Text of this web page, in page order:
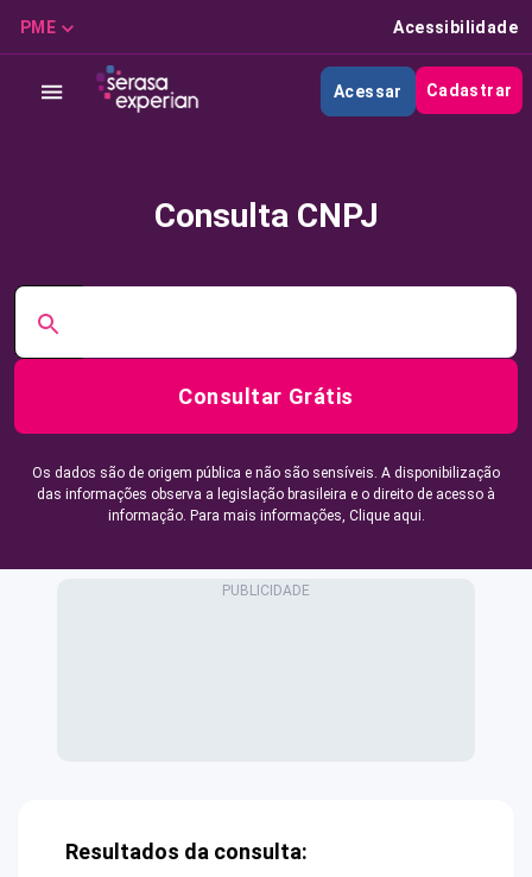
PME Acessibilidade
Acessar Cadastrar
Consulta CNPJ
Consultar Grátis
Os dados são de origem pública e não são sensíveis. A disponibilização
das informações observa a legislação brasileira e o direito de acesso à
informação. Para mais informações, Clique aqui.
Resultados da consulta: